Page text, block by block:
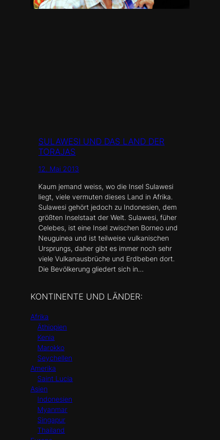
SULAWESI UND DAS LAND DER
TORAJAS
12. Mai 2013
Kaum jemand weiss, wo die Insel Sulawesi
liegt, viele vermuten dieses Land in Afrika.
Sulawesi gehört jedoch zu Indonesien, dem
größten Inselstaat der Welt. Sulawesi, füher
Celebes, ist eine Insel zwischen Borneo und
Neuguinea und ist teilweise vulkanischen
Ursprungs, daher gibt es immer noch sehr
viele Vulkanausbrüche und Erdbeben dort.
Die Bevölkerung gliedert sich in…
KONTINENTE UND LÄNDER:
Afrika
Äthiopien
Kenia
Marokko
Seychellen
Amerika
Saint Lucia
Asien
Indonesien
Myanmar
Singapur
Thailand